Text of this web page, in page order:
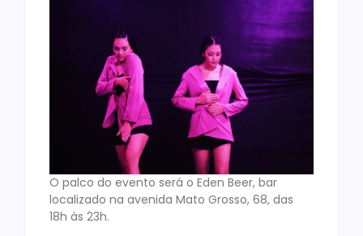
O palco do evento será o Eden Beer, bar
localizado na avenida Mato Grosso, 68, das
18h às 23h.